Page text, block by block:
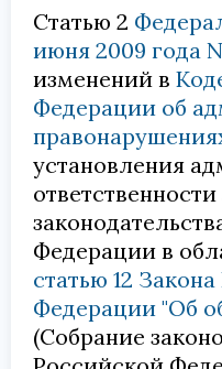
Статью 2
июня 2009 года
изменений в
Федерации об
установления
Федерации в
статью 12
Федерации "Об
(Собрание